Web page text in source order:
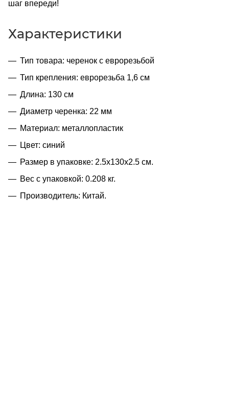
шаг впереди!
Характеристики
Тип товара: черенок с еврорезьбой
Тип крепления: еврорезьба 1,6 см
Длина: 130 см
Диаметр черенка: 22 мм
Материал: металлопластик
Цвет: синий
Размер в упаковке: 2.5x130x2.5 см.
Вес с упаковкой: 0.208 кг.
Производитель: Китай.